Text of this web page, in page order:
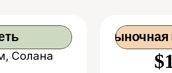
Солана
Рыночная